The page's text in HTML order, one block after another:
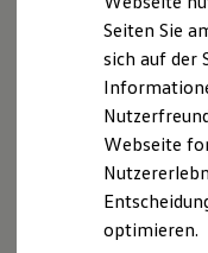
Kfz-
Besitzer & Service
Reparatur &
Räder
Umsatzst.-ID-Nr.:
Registergericht:
Geschäftsführerin:
Seiten Sie
sich auf der
Webseite
optimieren.